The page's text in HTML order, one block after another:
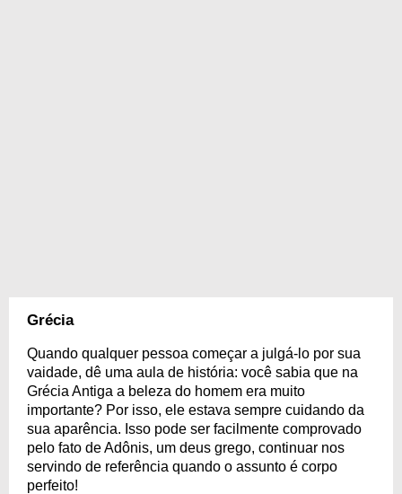
Grécia
Quando qualquer pessoa começar a julgá-lo por sua
vaidade, dê uma aula de história: você sabia que na
Grécia Antiga a beleza do homem era muito
importante? Por isso, ele estava sempre cuidando da
sua aparência. Isso pode ser facilmente comprovado
pelo fato de Adônis, um deus grego, continuar nos
servindo de referência quando o assunto é corpo
perfeito!